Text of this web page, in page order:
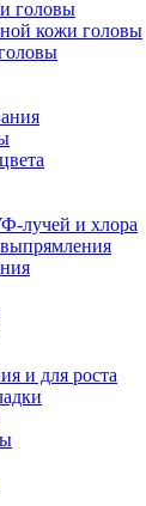
головы
кожи головы
лучей и хлора
выпрямления
и для роста